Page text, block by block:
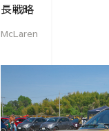
長戦略
McLaren